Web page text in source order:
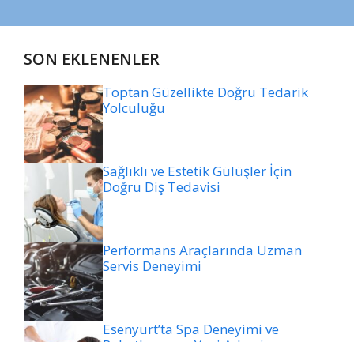
SON EKLENENLER
Toptan Güzellikte Doğru Tedarik
Yolculuğu
Sağlıklı ve Estetik Gülüşler İçin
Doğru Diş Tedavisi
Performans Araçlarında Uzman
Servis Deneyimi
Esenyurt’ta Spa Deneyimi ve